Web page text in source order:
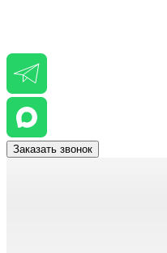
Заказать звонок